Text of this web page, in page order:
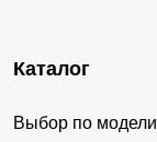
Каталог
Выбор по модели